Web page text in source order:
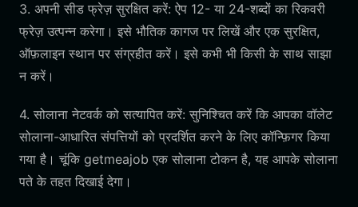
3. अपनी सीड फ्रेज़ सुरक्षित करें: ऐप 12- या 24-शब्दों का रिकवरी
फ्रेज़ उत्पन्न करेगा। इसे भौतिक कागज पर लिखें और एक सुरक्षित,
ऑफ़लाइन स्थान पर संग्रहीत करें। इसे कभी भी किसी के साथ साझा
न करें।
4. सोलाना नेटवर्क को सत्यापित करें: सुनिश्चित करें कि आपका वॉलेट
सोलाना-आधारित संपत्तियों को प्रदर्शित करने के लिए कॉन्फ़िगर किया
गया है। चूंकि getmeajob एक सोलाना टोकन है, यह आपके सोलाना
पते के तहत दिखाई देगा।